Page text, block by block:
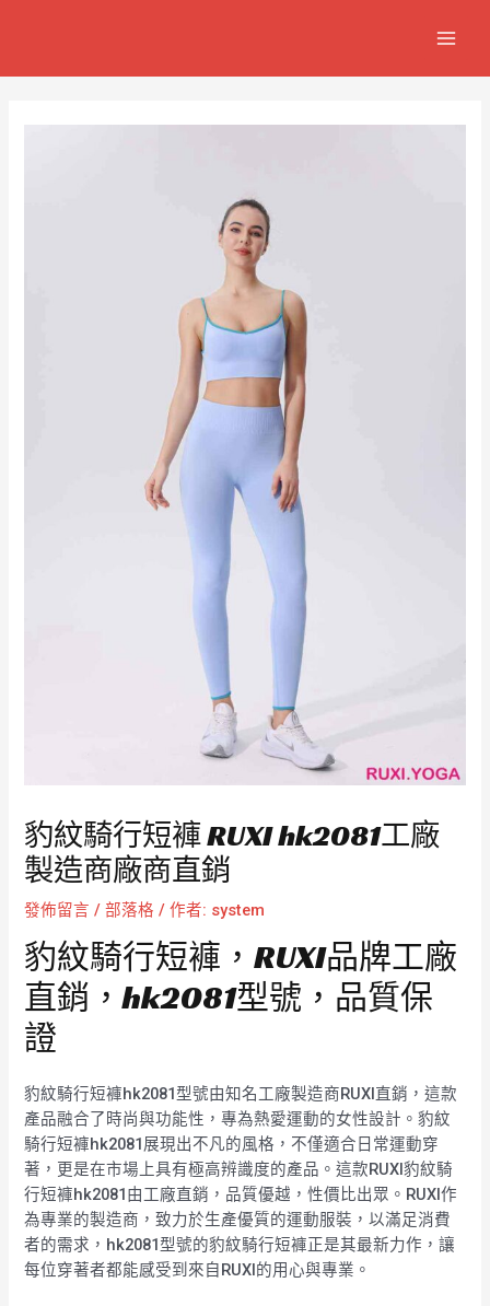
豹紋騎行短褲 RUXI hk2081工廠
製造商廠商直銷
發佈留言 /部落格 / 作者: system
豹紋騎行短褲，RUXI品牌工廠
直銷，hk2081型號，品質保
證
豹紋騎行短褲hk2081型號由知名工廠製造商RUXI直銷，這款
產品融合了時尚與功能性，專為熱愛運動的女性設計。豹紋
騎行短褲hk2081展現出不凡的風格，不僅適合日常運動穿
著，更是在市場上具有極高辨識度的產品。這款RUXI豹紋騎
行短褲hk2081由工廠直銷，品質優越，性價比出眾。RUXI作
為專業的製造商，致力於生產優質的運動服裝，以滿足消費
者的需求，hk2081型號的豹紋騎行短褲正是其最新力作，讓
每位穿著者都能感受到來自RUXI的用心與專業。